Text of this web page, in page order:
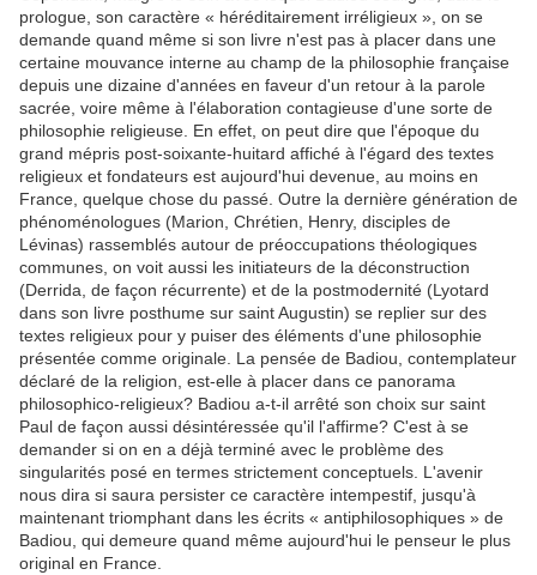
prologue, son caractère « héréditairement irréligieux », on se
demande quand même si son livre n'est pas à placer dans une
certaine mouvance interne au champ de la philosophie française
depuis une dizaine d'années en faveur d'un retour à la parole
sacrée, voire même à l'élaboration contagieuse d'une sorte de
philosophie religieuse. En effet, on peut dire que l'époque du
grand mépris post-soixante-huitard affiché à l'égard des textes
religieux et fondateurs est aujourd'hui devenue, au moins en
France, quelque chose du passé. Outre la dernière génération de
phénoménologues (Marion, Chrétien, Henry, disciples de
Lévinas) rassemblés autour de préoccupations théologiques
communes, on voit aussi les initiateurs de la déconstruction
(Derrida, de façon récurrente) et de la postmodernité (Lyotard
dans son livre posthume sur saint Augustin) se replier sur des
textes religieux pour y puiser des éléments d'une philosophie
présentée comme originale. La pensée de Badiou, contemplateur
déclaré de la religion, est-elle à placer dans ce panorama
philosophico-religieux? Badiou a-t-il arrêté son choix sur saint
Paul de façon aussi désintéressée qu'il l'affirme? C'est à se
demander si on en a déjà terminé avec le problème des
singularités posé en termes strictement conceptuels. L'avenir
nous dira si saura persister ce caractère intempestif, jusqu'à
maintenant triomphant dans les écrits « antiphilosophiques » de
Badiou, qui demeure quand même aujourd'hui le penseur le plus
original en France.